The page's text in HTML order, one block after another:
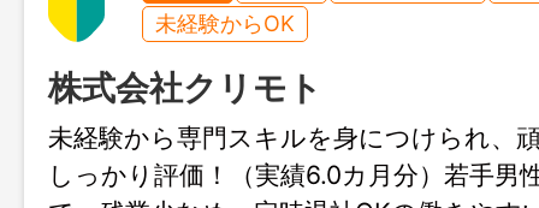
未経験からOK
株式会社クリモト
未経験から専門スキルを身につけられ、
しっかり評価！（実績6.0カ月分）若手男